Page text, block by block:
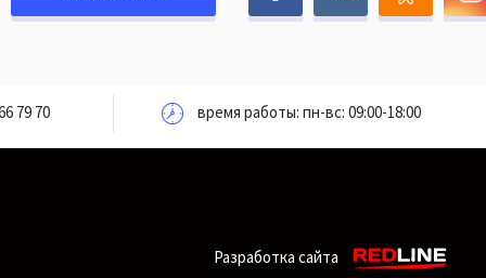
79 70 время работы: пн-вс: 09:00-18:00
Разработка сайта